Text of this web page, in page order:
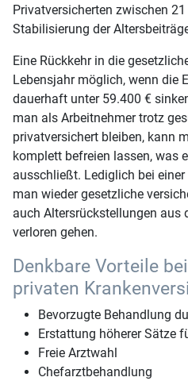
Privatversicherten zwischen
Stabilisierung der
Eine Rückkehr in die
Lebensjahr möglich, wenn die
dauerhaft unter 59.400 €
man als Arbeitnehmer trotz
privatversichert bleiben, kann
komplett befreien lassen, was
ausschließt. Lediglich bei
man wieder gesetzliche
auch Altersrückstellungen aus
verloren gehen.
Denkbare Vorteile
privaten
Bevorzugte Behandlung
Erstattung höherer Sätze
Freie Arztwahl
Chefarztbehandlung